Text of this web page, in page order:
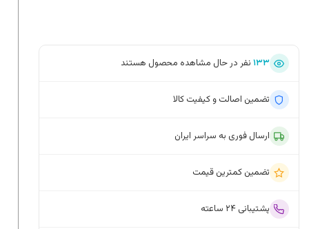
۱۳۳ نفر در حال مشاهده محصول هستند
تضمین اصالت و کیفیت کالا
ارسال فوری به سراسر ایران
تضمین کمترین قیمت
پشتیبانی ۲۴ ساعته